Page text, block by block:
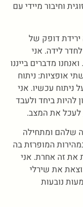
וחיבור מיידי עם
ירידת דופק של
לידה. אני
מדברים בייננו
אופציות: ניתוח
ניתוח עכשיו. אני
להיות ביחד ולעבד
את המצב.
שלהם ומתחילה
המופרזת בה
את זה אחרת. אני
את שירלי
נובעות